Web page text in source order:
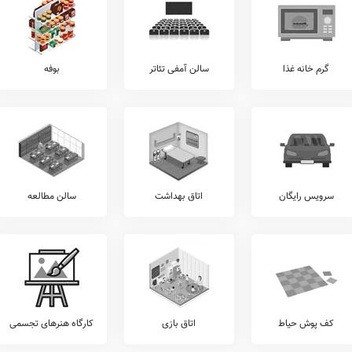
کشور، از سامانه شاد استفاده می کند. علاوه بر این موضوع، اطلاعات دقیق مربوط به سایر
، حضور و غیاب الکترونیکی، استدیو ضبط محتوای آموزشی، دوربین مداربسته، تخته
بخش توسط مسئول هوشمندسازی مدرسه می باشد.
مدرسه شامل موارد برگزاری اردوهای فرهنگی و هنری، برگزاری مسابقات فرهنگی و هنری
فرهنگی و هنری برون مدرسه ای، برگزاری مسابقات علمی درون مدرسه ای، شرکت در
از خدمات را نظیر آموزش موسیقی، آموزش قرآن، آموزش لگو، آموزش مهارت های زندگی،
آموزش فن بیان، آموزش های مهارتی، آموزش زبان انگلیسی، و... شامل می شود.
خوشنویسی، کلاس های آمادگی آزمون تیزهوشان، کلاس های روش صحیح تست زنی، کلاس های
آمادگی المپیاد، آموزش نقاشی و طراحی، آموزش های تخصصی ورزشی، و... توسط مدارس
گرم خانه غذا سالن آمفی تئاتر بوفه
سرویس رایگان اتاق بهداشت سالن مطالعه
کف پوش حیاط اتاق بازی کارگاه هنرهای تجسمی